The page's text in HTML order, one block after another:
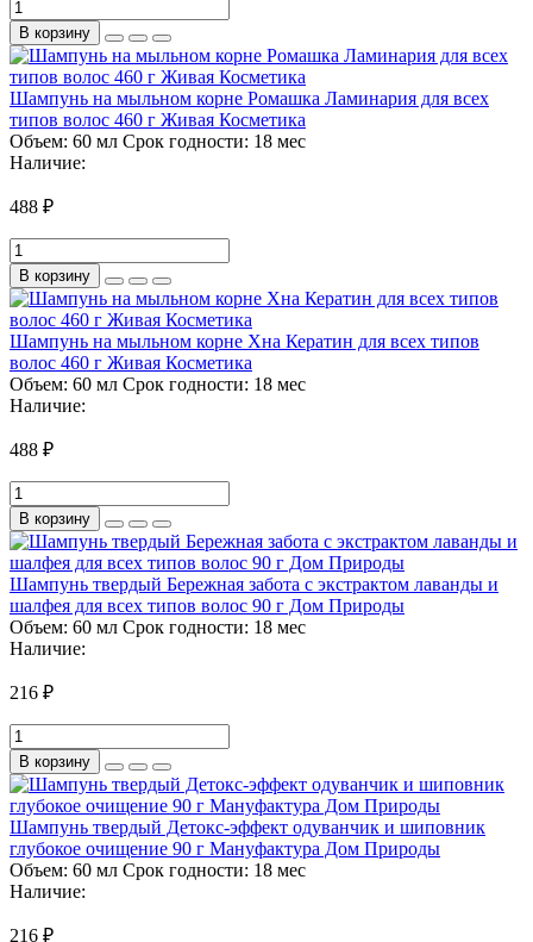
В корзину
Шампунь на мыльном корне Ромашка Ламинария для всех
типов волос 460 г Живая Косметика
Объем: 60 мл Срок годности: 18 мес
Наличие:
488 ₽
В корзину
Шампунь на мыльном корне Хна Кератин для всех типов
волос 460 г Живая Косметика
Объем: 60 мл Срок годности: 18 мес
Наличие:
488 ₽
В корзину
Шампунь твердый Бережная забота с экстрактом лаванды и
шалфея для всех типов волос 90 г Дом Природы
Объем: 60 мл Срок годности: 18 мес
Наличие:
216 ₽
В корзину
Шампунь твердый Детокс-эффект одуванчик и шиповник
глубокое очищение 90 г Мануфактура Дом Природы
Объем: 60 мл Срок годности: 18 мес
Наличие:
216 ₽